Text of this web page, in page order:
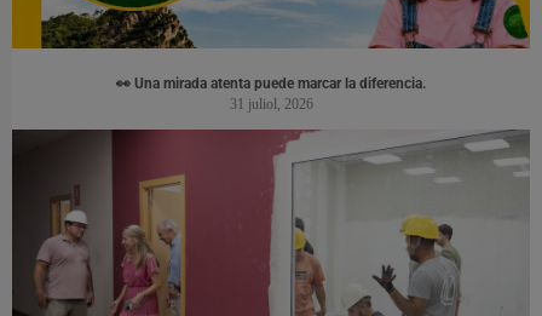
👀 Una mirada atenta puede marcar la diferencia.
31 juliol, 2026